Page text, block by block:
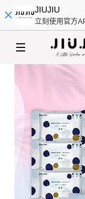
JIUJIU
立刻使用官方